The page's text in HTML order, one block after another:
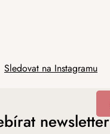
Sledovat na Instagramu
newsletter